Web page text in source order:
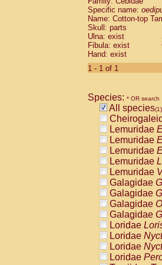
Cebidae
Cebidae
Cebidae
Cebidae
Cebidae
Cebidae
Cebidae
Cebidae
Cebidae
Cebidae
Cebidae
Cebidae
Atelidae
Atelidae
Atelidae
Atelidae
Atelidae
Atelidae
Atelidae
Atelidae
Atelidae
Atelidae
Pitheciidae
Specific name:
Name: Cotton-top
Skull: parts
Ulna: exist
Fibula: exist
Hand: exist
1 - 1 of 1
Species: * OR search
All species(1)
Lemuridae
Lemuridae
Lemuridae
Lemuridae
Lemuridae
Galagidae
Galagidae
Galagidae
Galagidae
Loridae
Loridae
Loridae
Loridae